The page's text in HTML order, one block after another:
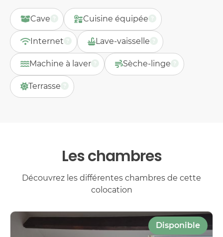
Cave Cuisine équipée
Internet Lave-vaisselle
Machine à laver Sèche-linge
Terrasse
Les chambres
Découvrez les différentes chambres de cette
colocation
Disponible